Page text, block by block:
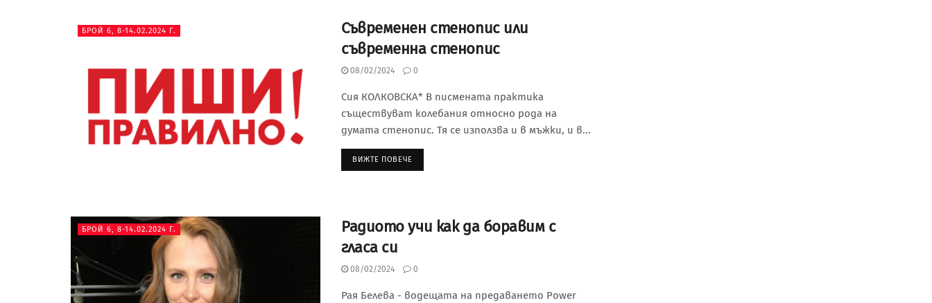
БРОЙ 6, 8-14.02.2024 Г.
Съвременен стенопис или
съвременна стенопис
08/02/2024 0
Сия КОЛКОВСКА* В писмената практика
съществуват колебания относно рода на
думата стенопис. Тя се използва и в мъжки, и в...
ВИЖТЕ ПОВЕЧЕ
БРОЙ 6, 8-14.02.2024 Г.
Радиото учи как да боравим с
гласа си
08/02/2024 0
Рая Белева - водещата на предаването Power